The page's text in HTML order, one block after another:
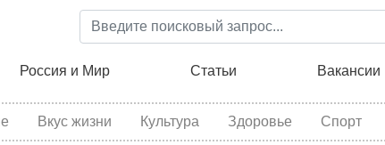
Перейти
к
содержанию
Россия и Мир Статьи Вакансии
Вкус жизни Культура Здоровье Спорт